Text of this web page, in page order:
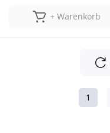
+ Warenkorb
1